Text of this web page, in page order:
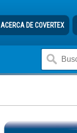
ACERCA DE COVERTEX